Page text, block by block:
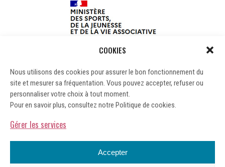
COOKIES
Nous utilisons des cookies pour assurer le bon fonctionnement du
site et mesurer sa fréquentation. Vous pouvez accepter, refuser ou
personnaliser votre choix à tout moment.
Pour en savoir plus, consultez notre Politique de cookies.
Gérer les services
Accepter